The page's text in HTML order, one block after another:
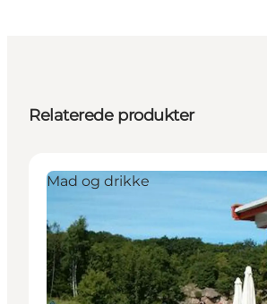
Relaterede produkter
Mad og drikke